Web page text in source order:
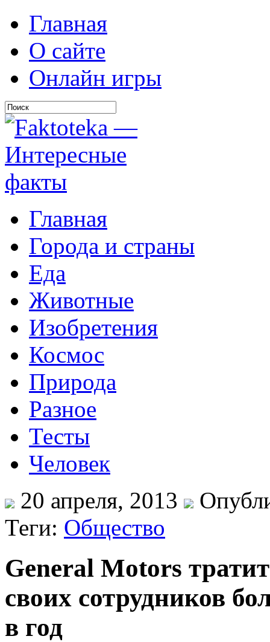
Главная
О сайте
Онлайн игры
Главная
Города и страны
Еда
Животные
Изобретения
Космос
Природа
Разное
Тесты
Человек
20 апреля, 2013
Теги: Общество
General Motors
своих сотрудников
в год